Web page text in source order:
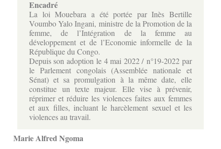
Encadré
La loi Mouebara a été portée par Inès Bertille
Voumbo Yalo Ingani, ministre de la Promotion de la
femme, de l’Intégration de la femme au
développement et de l’Economie informelle de la
République du Congo.
Depuis son adoption le 4 mai 2022 / n°19-2022 par
le Parlement congolais (Assemblée nationale et
Sénat) et sa promulgation à la même date, elle
constitue un texte majeur. Elle vise à prévenir,
réprimer et réduire les violences faites aux femmes
et aux filles, incluant le harcèlement sexuel et les
violences au travail.
Marie Alfred Ngoma